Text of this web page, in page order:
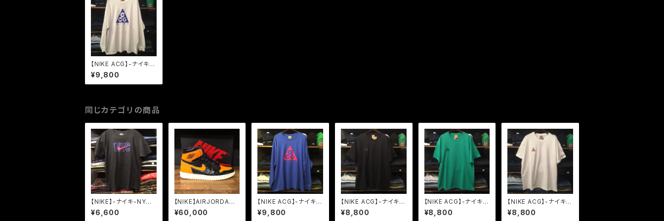
【NIKE ACG】-ナイキ-
エーシージー-LOGO
LONG SLEEVE WHIT
E
¥9,800
同じカテゴリの商品
【NIKE】-ナイキ-NYC
SWOOSH T-SHIRT
BLACK
¥6,600
【NIKE】AIRJORDAN1
RETRO HIGH OG SH
ATTERED BACKBOA
¥60,000
【NIKE ACG】-ナイキ-
エーシージー-LOGO
LONG SLEEVE BLUE
¥9,800
【NIKE ACG】-ナイキ-
エーシージー-LOGO
TEE BLACK
¥8,800
【NIKE ACG】-ナイキ-
エーシージー-LOGO
TEE GREEN
¥8,800
【NIKE ACG】-ナイキ-
エーシージー-LOGO
TEE WHITE
¥8,800